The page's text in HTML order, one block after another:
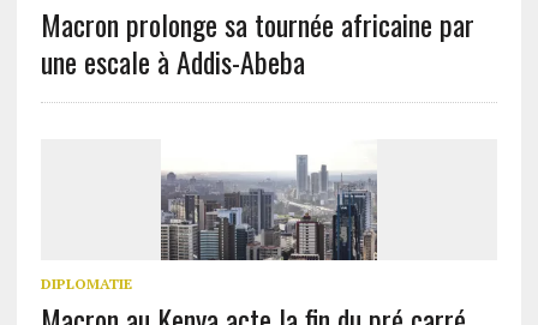
Macron prolonge sa tournée africaine par
une escale à Addis-Abeba
DIPLOMATIE